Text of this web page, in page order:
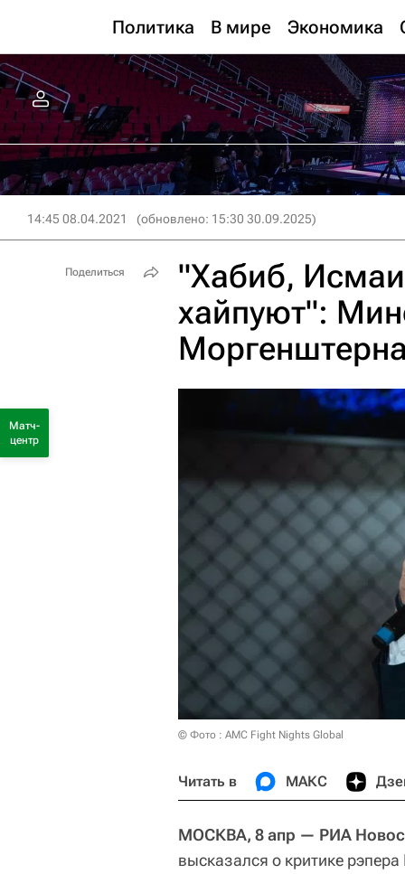
Политика В мире Экономика
14:45 08.04.2021 (обновлено: 15:30 30.09.2025)
"Хабиб,
хайпуют":
© Фото : AMC Fight Nights Global
Читать в МАКС
МОСКВА, 8 апр — РИА
высказался о критике
Поделиться
Матч-
центр